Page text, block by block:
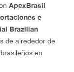
ApexBrasil
e
Brazilian
de alrededor de
brasileños en